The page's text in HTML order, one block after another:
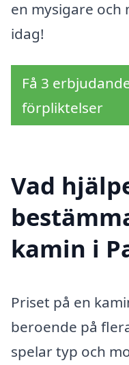
en mysigare
idag!
Få 3
förpliktelser
Vad
kamin i
Priset på en
beroende på
spelar typ och